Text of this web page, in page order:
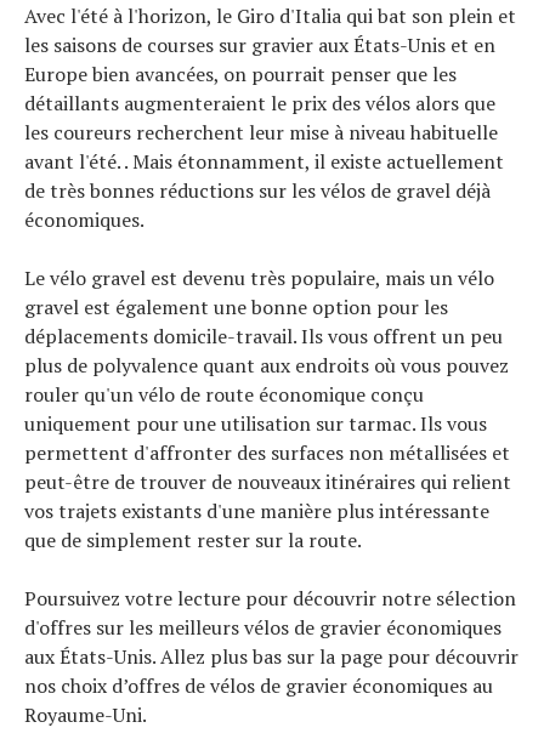
Avec l'été à l'horizon, le Giro d'Italia qui bat son plein et
les saisons de courses sur gravier aux États-Unis et en
Europe bien avancées, on pourrait penser que les
détaillants augmenteraient le prix des vélos alors que
les coureurs recherchent leur mise à niveau habituelle
avant l'été. . Mais étonnamment, il existe actuellement
de très bonnes réductions sur les vélos de gravel déjà
économiques.
Le vélo gravel est devenu très populaire, mais un vélo
gravel est également une bonne option pour les
déplacements domicile-travail. Ils vous offrent un peu
plus de polyvalence quant aux endroits où vous pouvez
rouler qu'un vélo de route économique conçu
uniquement pour une utilisation sur tarmac. Ils vous
permettent d'affronter des surfaces non métallisées et
peut-être de trouver de nouveaux itinéraires qui relient
vos trajets existants d'une manière plus intéressante
que de simplement rester sur la route.
Poursuivez votre lecture pour découvrir notre sélection
d'offres sur les meilleurs vélos de gravier économiques
aux États-Unis. Allez plus bas sur la page pour découvrir
nos choix d’offres de vélos de gravier économiques au
Royaume-Uni.